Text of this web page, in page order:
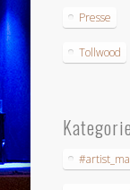
Presse
Tollwood